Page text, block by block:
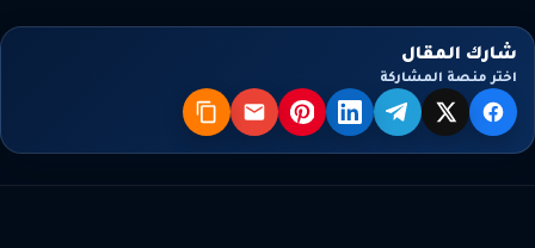
شارك المقال
اختر منصة المشاركة
فيسبوك
X تيليجراملينكدإنبنترستالبريد نسخ